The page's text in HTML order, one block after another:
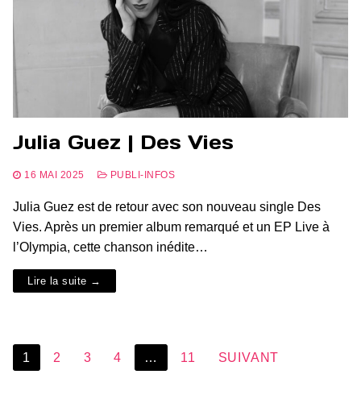
Julia Guez | Des Vies
16 MAI 2025 PUBLI-INFOS
Julia Guez est de retour avec son nouveau single Des
Vies. Après un premier album remarqué et un EP Live à
l’Olympia, cette chanson inédite…
Lire la suite →
Pagination
des
1 2 3 4 … 11 SUIVANT